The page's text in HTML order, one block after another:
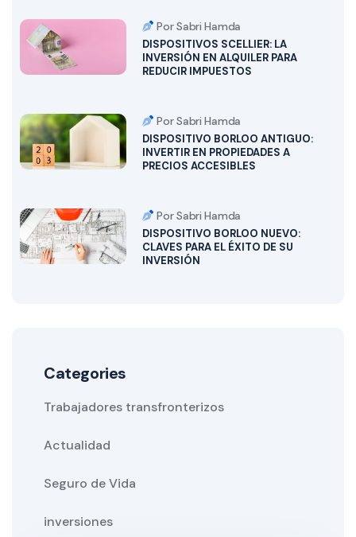
Por Sabri Hamda
DISPOSITIVOS SCELLIER: LA
INVERSIÓN EN ALQUILER PARA
REDUCIR IMPUESTOS
Por Sabri Hamda
DISPOSITIVO BORLOO ANTIGUO:
INVERTIR EN PROPIEDADES A
PRECIOS ACCESIBLES
Por Sabri Hamda
DISPOSITIVO BORLOO NUEVO:
CLAVES PARA EL ÉXITO DE SU
INVERSIÓN
Categories
Trabajadores transfronterizos
Actualidad
Seguro de Vida
inversiones